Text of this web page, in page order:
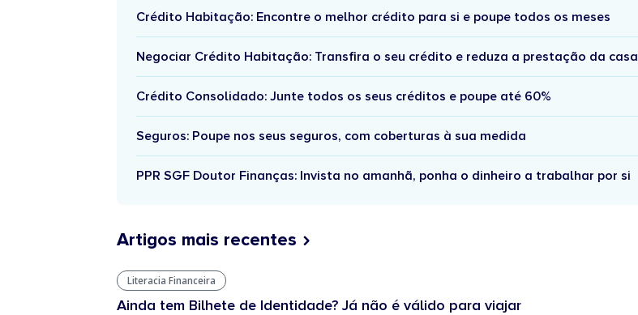
Crédito Habitação: Encontre o melhor crédito para si e poupe todos os meses
Negociar Crédito Habitação: Transfira o seu crédito e reduza a prestação da casa
Crédito Consolidado: Junte todos os seus créditos e poupe até 60%
Seguros: Poupe nos seus seguros, com coberturas à sua medida
PPR SGF Doutor Finanças: Invista no amanhã, ponha o dinheiro a trabalhar por si
Artigos mais recentes
Literacia Financeira
Ainda tem Bilhete de Identidade? Já não é válido para viajar